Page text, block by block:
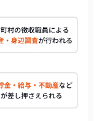
はある？
が払えないときはど